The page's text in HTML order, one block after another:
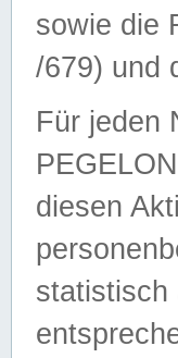
sowie die
/679) und
Für jeden
diesen
statistisch